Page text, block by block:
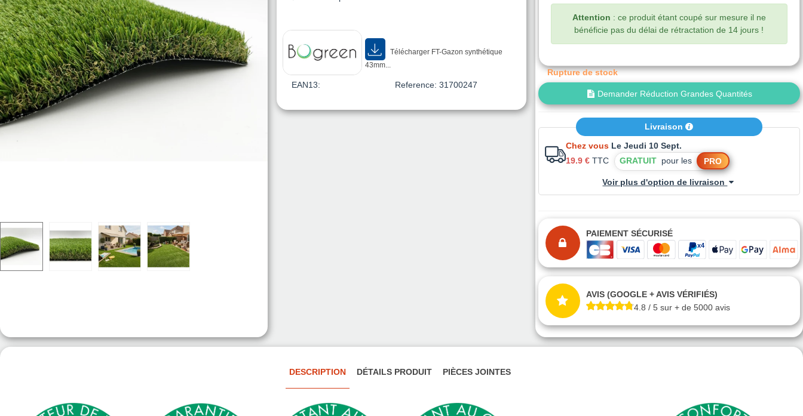
Télécharger FT-Gazon synthétique
43mm...
EAN13: Reference: 31700247
Attention : ce produit étant coupé sur mesure il ne
bénéficie pas du délai de rétractation de 14 jours !
Rupture de stock
Demander Réduction Grandes Quantités
Livraison
Chez vous Le Jeudi 10 Sept.
19.9 € TTC GRATUITpour les PRO
Voir plus d'option de livraison
PAIEMENT SÉCURISÉ
AVIS (GOOGLE + AVIS VÉRIFIÉS)
4.8 / 5 sur + de 5000 avis
DESCRIPTION DÉTAILS PRODUIT PIÈCES JOINTES